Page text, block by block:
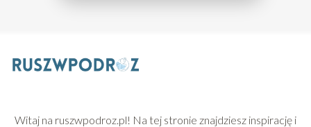
Witaj na ruszwpodroz.pl! Na tej stronie znajdziesz inspirację i